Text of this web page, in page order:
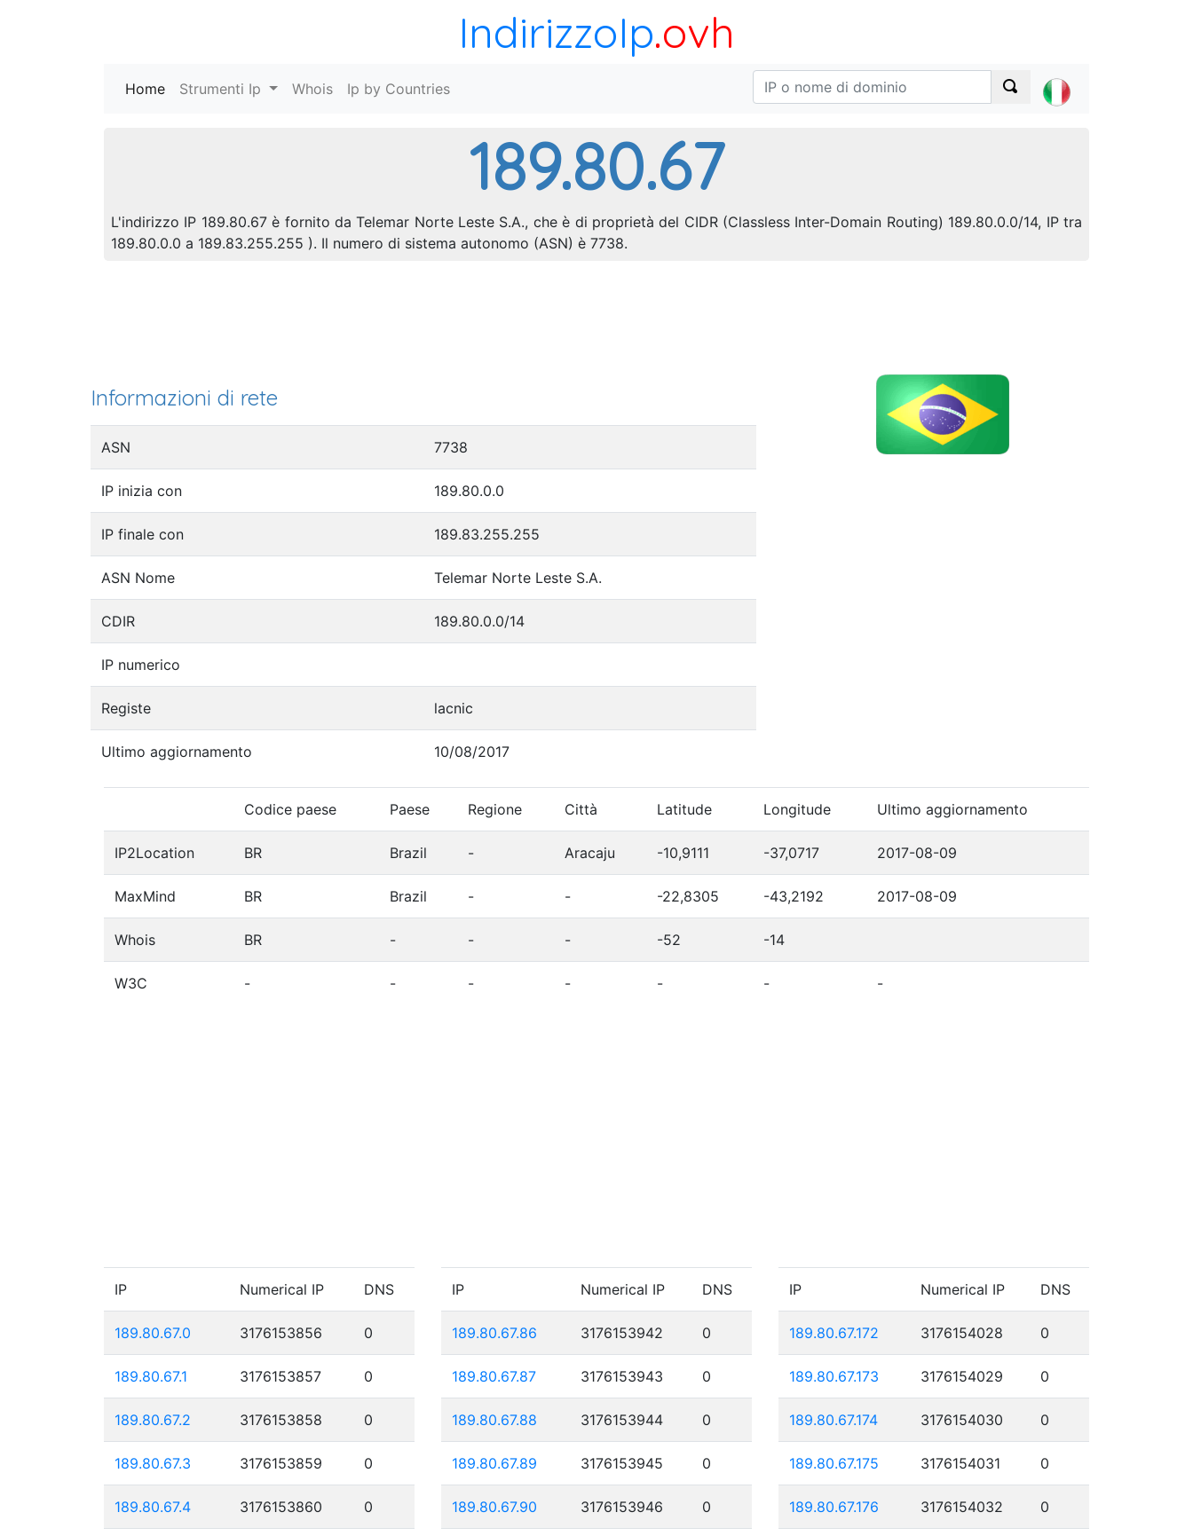
IndirizzoIp.ovh
Home (current)
Strumenti Ip Whois Ip by Countries
189.80.67
L'indirizzo IP 189.80.67 è fornito da Telemar Norte Leste S.A., che è di proprietà del CIDR (Classless Inter-Domain Routing) 189.80.0.0/14, IP tra
189.80.0.0 a 189.83.255.255 ). Il numero di sistema autonomo (ASN) è 7738.
Informazioni di rete
ASN 7738
IP inizia con 189.80.0.0
IP finale con 189.83.255.255
ASN Nome Telemar Norte Leste S.A.
CDIR 189.80.0.0/14
IP numerico
Registe lacnic
Ultimo aggiornamento 10/08/2017
Codice paese Paese Regione Città Latitude Longitude Ultimo aggiornamento
IP2Location BR Brazil - Aracaju -10,9111 -37,0717 2017-08-09
MaxMind BR Brazil - - -22,8305 -43,2192 2017-08-09
Whois BR - - - -52 -14
W3C - - - - - - -
IP Numerical IP DNS
189.80.67.0 3176153856 0
189.80.67.1 3176153857 0
189.80.67.2 3176153858 0
189.80.67.3 3176153859 0
189.80.67.4 3176153860 0
IP Numerical IP DNS
189.80.67.86 3176153942 0
189.80.67.87 3176153943 0
189.80.67.88 3176153944 0
189.80.67.89 3176153945 0
189.80.67.90 3176153946 0
IP Numerical IP DNS
189.80.67.172 3176154028 0
189.80.67.173 3176154029 0
189.80.67.174 3176154030 0
189.80.67.175 3176154031 0
189.80.67.176 3176154032 0